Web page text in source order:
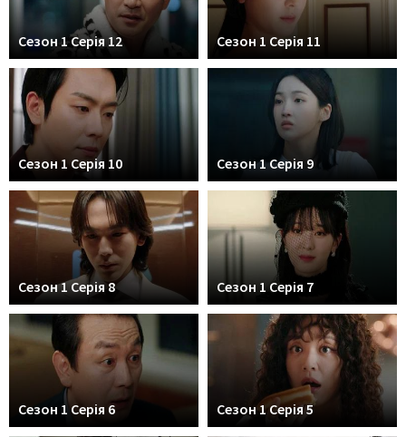
Сезон 1 Серія 12 Сезон 1 Серія 11
Сезон 1 Серія 10 Сезон 1 Серія 9
Сезон 1 Серія 8 Сезон 1 Серія 7
Сезон 1 Серія 6 Сезон 1 Серія 5